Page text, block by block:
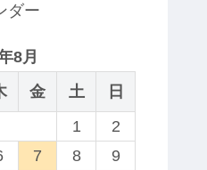
ダー
8月
金 土 日
1
2
7 8
9